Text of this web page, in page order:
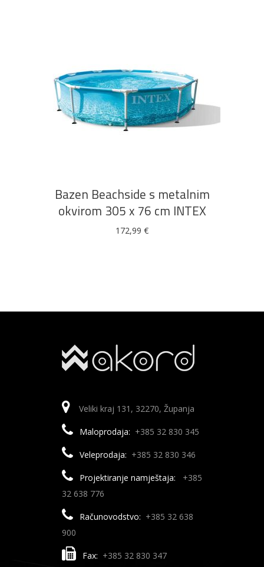
DODAJ U KOŠARICU
Bazen Beachside s metalnim
okvirom 305 x 76 cm INTEX
172,99 €
Veliki kraj 131, 32270, Županja
Maloprodaja: +385 32 830 345
Veleprodaja: +385 32 830 346
Projektiranje namještaja:
+385
32 638 776
Računovodstvo: +385 32 638
900
Fax: +385 32 830 347